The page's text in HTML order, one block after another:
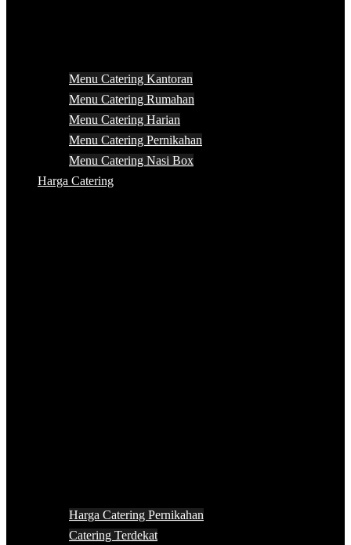
Menu Catering Kantoran
Menu Catering Rumahan
Menu Catering Harian
Menu Catering Pernikahan
Menu Catering Nasi Box
Harga Catering
Harga Catering Pernikahan
Catering Terdekat